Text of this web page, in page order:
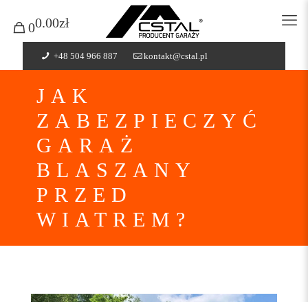
+48 504 966 887 kontakt@cstal.pl
00.00zł
JAK
ZABEZPIECZYĆ
GARAŻ
BLASZANY
PRZED
WIATREM?